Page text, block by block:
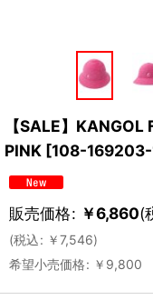
【SALE】
PINK [108-
販売価格: ￥6,860(
(税込: ￥7,546)
希望小売価格: ￥ 9,800